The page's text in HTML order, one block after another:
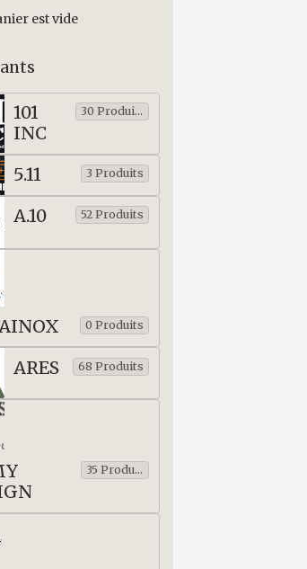
est vide
101
INC
30 Produits
5.11 3 Produits
A.10 52 Produits
0 Produits
ARES 68 Produits
35 Produits